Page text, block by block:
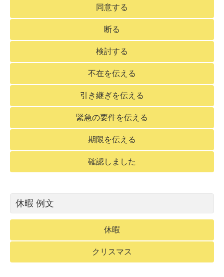
同意する
断る
検討する
不在を伝える
引き継ぎを伝える
緊急の要件を伝える
期限を伝える
確認しました
休暇 例文
休暇
クリスマス